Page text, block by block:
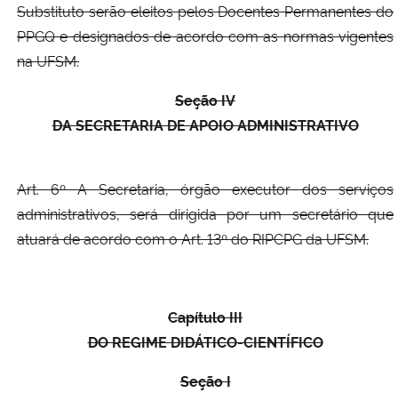
Substituto serão eleitos pelos Docentes Permanentes do
PPGQ e designados de acordo com as normas vigentes
na UFSM.
Seção IV
DA SECRETARIA DE APOIO ADMINISTRATIVO
Art. 6º A Secretaria, órgão executor dos serviços
administrativos, será dirigida por um secretário que
atuará de acordo com o Art. 13º do RIPCPG da UFSM.
Capítulo III
DO REGIME DIDÁTICO-CIENTÍFICO
Seção I